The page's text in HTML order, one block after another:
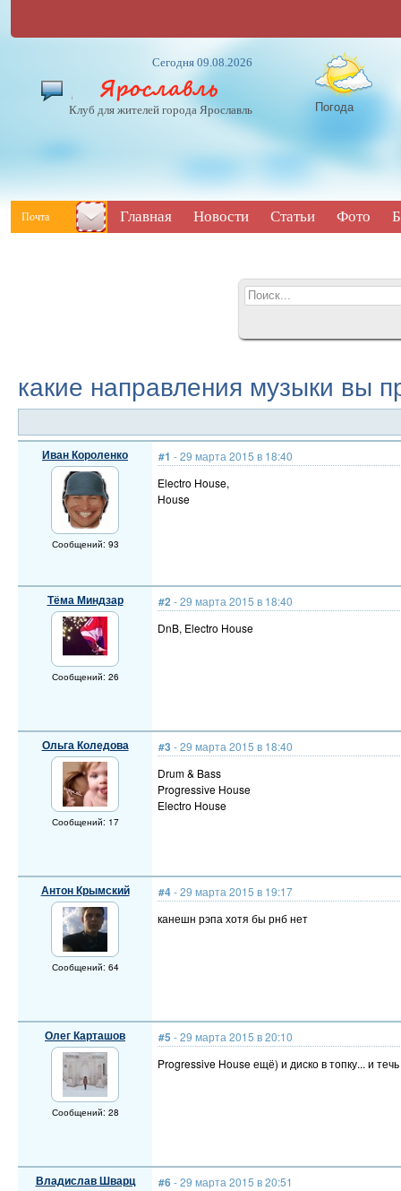
Сегодня 09.08.2026
Клуб для жителей города Ярославль Погода
Почта Главная Новости Статьи Фото
какие направления музыки вы
Иван Короленко
Сообщений: 93
#1 - 29 марта 2015 в 18:40
Electro House,
House
Тёма Миндзар
Сообщений: 26
#2 - 29 марта 2015 в 18:40
DnB, Electro House
Ольга Коледова
Сообщений: 17
#3 - 29 марта 2015 в 18:40
Drum & Bass
Progressive House
Electro House
Антон Крымский
Сообщений: 64
#4- 29 марта 2015 в 19:17
канешн рэпа хотя бы рнб нет
Олег Карташов
Сообщений: 28
#5 - 29 марта 2015 в 20:10
Progressive House ещё) и диско в топку... и
Владислав Шварц #6- 29 марта 2015 в 20:51